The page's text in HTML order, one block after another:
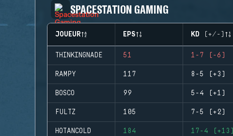
SPACESTATION GAMING
JOUEUR EPS KD (+/-)
THINKINGNADE 51 1-7 (-6)
RAMPY 117 8-5 (+3)
BOSCO 99 5-4 (+1)
FULTZ 105 7-5 (+2)
HOTANCOLD 184 17-4 (+13)